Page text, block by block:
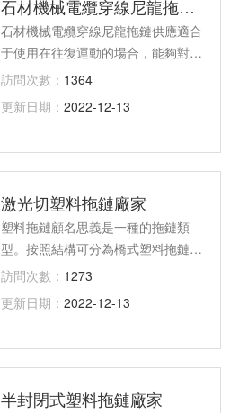
齊、規則地排列在一起，能增強機
床、機械設備的整體藝術造型效果。
石材機械電纜穿線尼龍拖鏈供應
石材機械電纜穿線尼龍拖鏈供應適合
于使用在往復運動的場合，能夠對內
置的電纜、油管、氣管、水管等起到
開，便于安裝和維修。運動時噪音
訪問次數： 1364
更新日期：2022-12-13
激光切塑料拖鏈廠家
塑料拖鏈顧名思義是一種的拖鏈類
型。按照結構可分為橋式塑料拖鏈與
全封閉塑料拖鏈；按照型號分為小型
噪音系數可分為普通拖鏈與拖鏈；按
訪問次數： 1273
更新日期：2022-12-13
半封閉式塑料拖鏈廠家